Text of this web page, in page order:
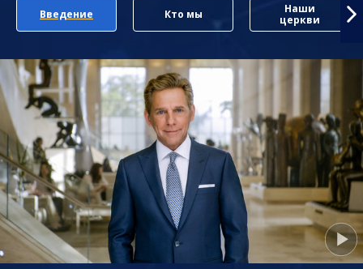
Введение Кто мы
Наши
церкви